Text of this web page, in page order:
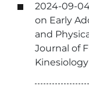
2024-09-
on Early
and
Journal of
Kinesiology